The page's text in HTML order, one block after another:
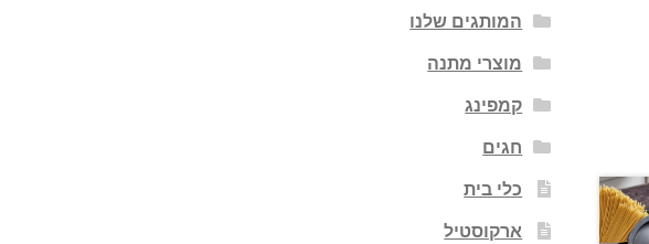
המותגים שלנו
מוצרי מתנה
קמפינג
חגים
כלי בית
ארקוסטיל